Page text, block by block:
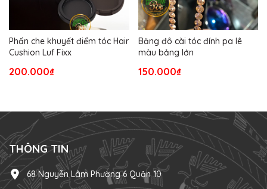
Phấn che khuyết điểm tóc Hair
Cushion Luf Fixx
200.000₫
Băng đô cài tóc đính pa lê
màu bảng lớn
150.000₫
THÔNG TIN
68 Nguyễn Lâm Phường 6 Quận 10